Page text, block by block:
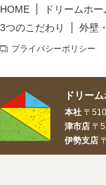
HOME ドリームホ
3つのこだわり
外壁
プライバシーポリシー
ドリー
本社 〒
津市店 〒
伊勢支店